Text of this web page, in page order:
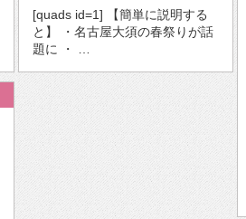
[quads id=1] 【簡単に説明する
と】 ・名古屋大須の春祭りが話
題に ・ …